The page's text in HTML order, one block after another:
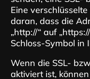
Eine
daran, dass die
„http://“ auf
Schloss-Symbol in
Wenn die SSL-
aktiviert ist,